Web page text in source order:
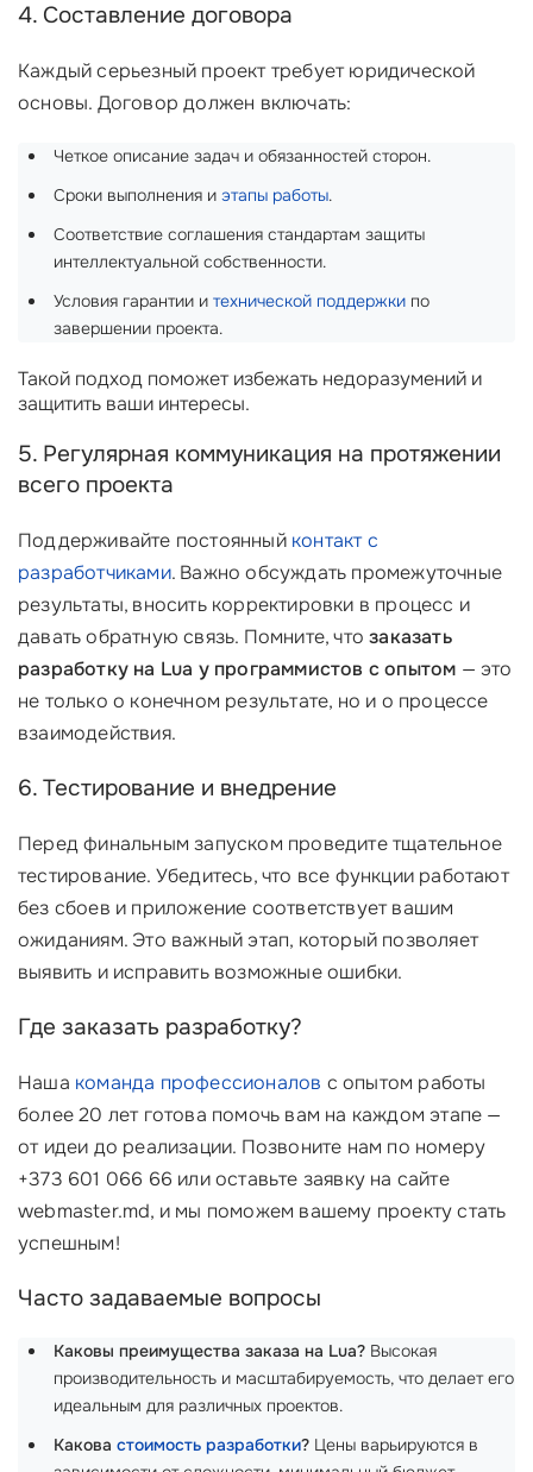
4. Составление договора
Каждый серьезный проект требует юридической
основы. Договор должен включать:
Четкое описание задач и обязанностей сторон.
Сроки выполнения и этапы работы.
Соответствие соглашения стандартам защиты
интеллектуальной собственности.
Условия гарантии и технической поддержки по
завершении проекта.
Такой подход поможет избежать недоразумений и
защитить ваши интересы.
5. Регулярная коммуникация на протяжении
всего проекта
Поддерживайте постоянный контакт с
разработчиками. Важно обсуждать промежуточные
результаты, вносить корректировки в процесс и
давать обратную связь. Помните, чтозаказать
разработку на Lua у программистов с опытом — это
не только о конечном результате, но и о процессе
взаимодействия.
6. Тестирование и внедрение
Перед финальным запуском проведите тщательное
тестирование. Убедитесь, что все функции работают
без сбоев и приложение соответствует вашим
ожиданиям. Это важный этап, который позволяет
выявить и исправить возможные ошибки.
Где заказать разработку?
Наша команда профессионалов с опытом работы
более 20 лет готова помочь вам на каждом этапе —
от идеи до реализации. Позвоните нам по номеру
+373 601 066 66 или оставьте заявку на сайте
webmaster.md, и мы поможем вашему проекту стать
успешным!
Часто задаваемые вопросы
Каковы преимущества заказа на Lua? Высокая
производительность и масштабируемость, что делает его
идеальным для различных проектов.
Какова стоимость разработки? Цены варьируются в